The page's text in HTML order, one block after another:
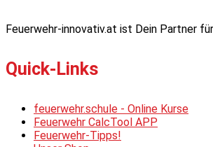
Feuerwehr-innovativ.at ist Dein Partner
Quick-Links
feuerwehr.schule - Online Kurse
Feuerwehr CalcTool APP
Feuerwehr-Tipps!